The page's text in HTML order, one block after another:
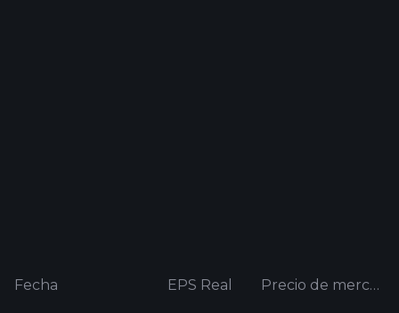
Fecha EPS Real Precio de mercado